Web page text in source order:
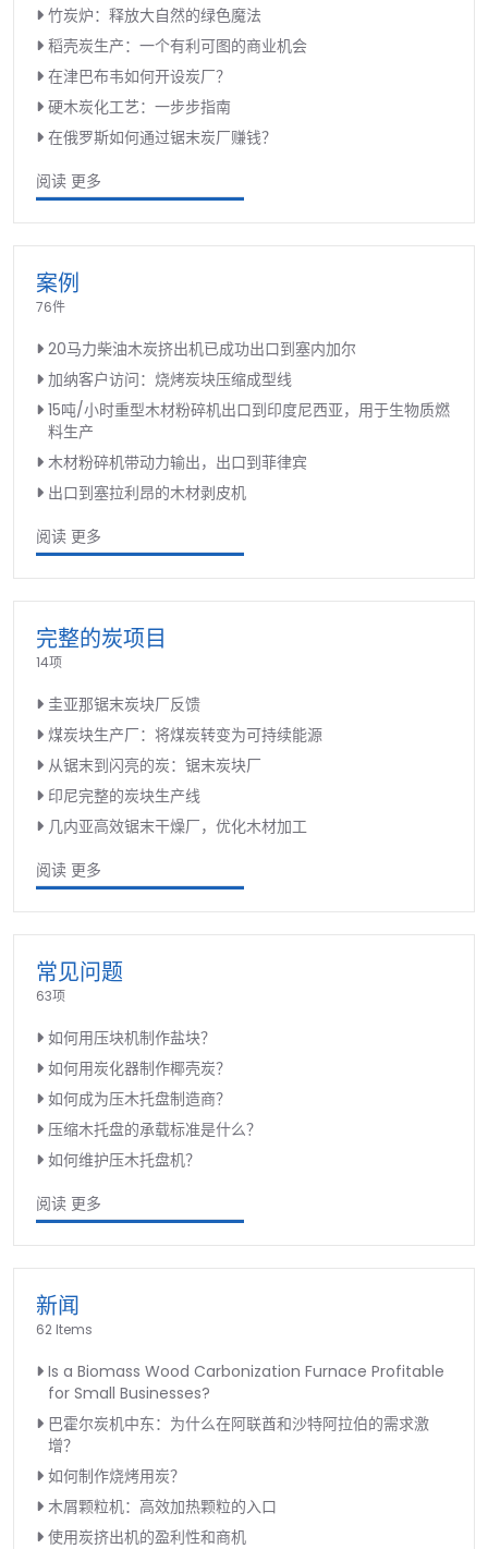
竹炭炉：释放大自然的绿色魔法
稻壳炭生产：一个有利可图的商业机会
在津巴布韦如何开设炭厂？
硬木炭化工艺：一步步指南
在俄罗斯如何通过锯末炭厂赚钱？
阅读 更多
案例
76件
20马力柴油木炭挤出机已成功出口到塞内加尔
加纳客户访问：烧烤炭块压缩成型线
15吨/小时重型木材粉碎机出口到印度尼西亚，用于生物质燃
料生产
木材粉碎机带动力输出，出口到菲律宾
出口到塞拉利昂的木材剥皮机
阅读 更多
完整的炭项目
14项
圭亚那锯末炭块厂反馈
煤炭块生产厂：将煤炭转变为可持续能源
从锯末到闪亮的炭：锯末炭块厂
印尼完整的炭块生产线
几内亚高效锯末干燥厂，优化木材加工
阅读 更多
常见问题
63项
如何用压块机制作盐块？
如何用炭化器制作椰壳炭？
如何成为压木托盘制造商？
压缩木托盘的承载标准是什么？
如何维护压木托盘机？
阅读 更多
新闻
62 Items
Is a Biomass Wood Carbonization Furnace Profitable
for Small Businesses?
巴霍尔炭机中东：为什么在阿联酋和沙特阿拉伯的需求激
增？
如何制作烧烤用炭？
木屑颗粒机：高效加热颗粒的入口
使用炭挤出机的盈利性和商机